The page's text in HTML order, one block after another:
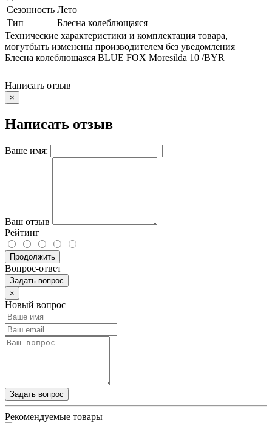
Сезонность Лето
Тип
Блесна колеблющаяся
Технические характеристики и комплектация товара,
могутбыть изменены производителем без уведомления
Блесна колеблющаяся BLUE FOX Moresilda 10 /BYR
Написать отзыв
×
Написать отзыв
Ваше имя:
Ваш отзыв
Рейтинг
Продолжить
Вопрос-ответ
Задать вопрос
×
Новый вопрос
Задать вопрос
Рекомендуемые товары